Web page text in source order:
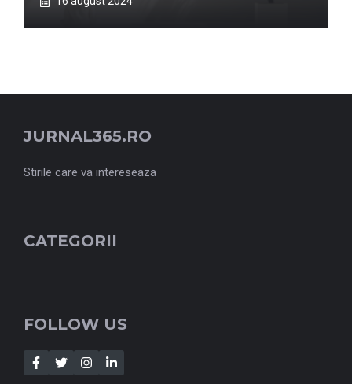
JURNAL365.RO
Stirile care va intereseaza
CATEGORII
FOLLOW US